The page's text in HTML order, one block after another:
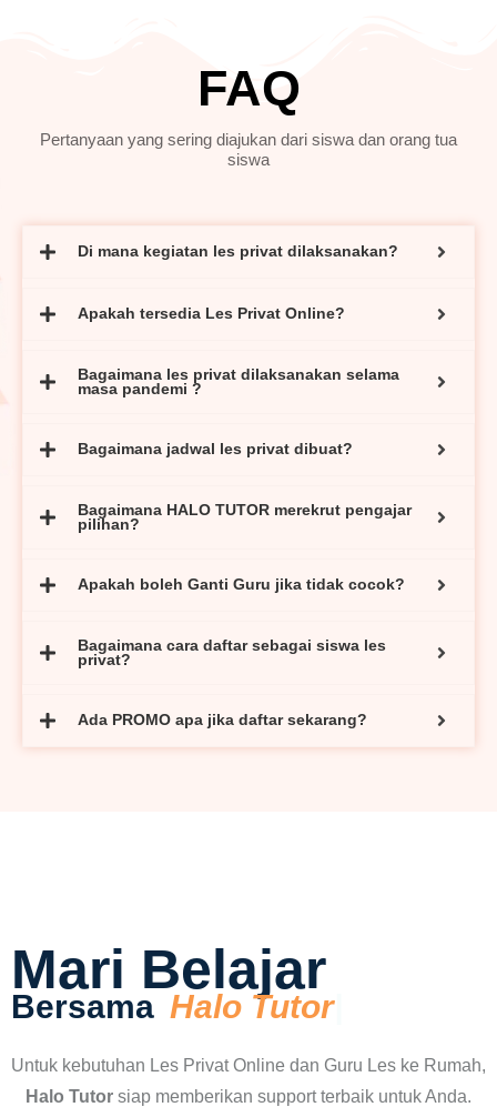
FAQ
Pertanyaan yang sering diajukan dari siswa dan orang tua
siswa
Di mana kegiatan les privat dilaksanakan?
Apakah tersedia Les Privat Online?
Bagaimana les privat dilaksanakan selama
masa pandemi ?
Bagaimana jadwal les privat dibuat?
Bagaimana HALO TUTOR merekrut pengajar
pilihan?
Apakah boleh Ganti Guru jika tidak cocok?
Bagaimana cara daftar sebagai siswa les
privat?
Ada PROMO apa jika daftar sekarang?
Mari Belajar
Bersama
Untuk kebutuhan Les Privat Online dan Guru Les ke Rumah,
Halo Tutor siap memberikan support terbaik untuk Anda.